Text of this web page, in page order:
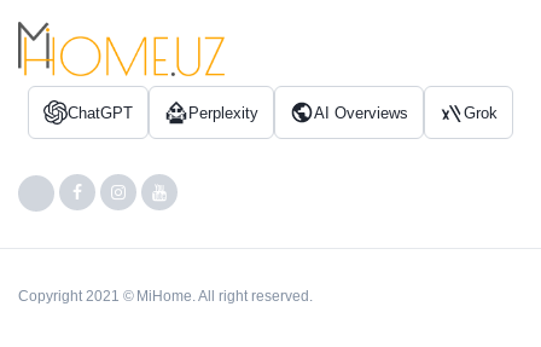
ChatGPT Perplexity AI Overviews Grok
Copyright 2021 © MiHome. All right reserved.